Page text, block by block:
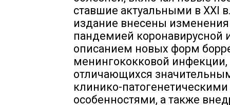
ставшие актуальными в XXI
издание внесены изменения
пандемией коронавирусной
описанием новых форм
менингококковой инфекции,
отличающихся
клинико-патогенетическими
особенностями, а также